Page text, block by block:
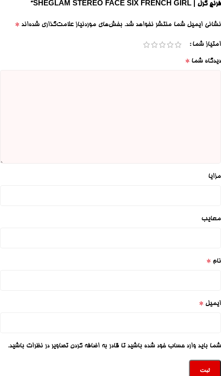
فرنچ گرل | SHEGLAM STEREO FACE SIX FRENCH GIRL”
نشانی ایمیل شما منتشر نخواهد شد. بخش‌های موردنیاز علامت‌گذاری شده‌اند *
امتیاز شما
دیدگاه شما *
مزایا
معایب
نام *
ایمیل *
شما باید وارد حساب خود شده باشید تا قادر به اضافه کردن تصاویر در نظرات باشید.